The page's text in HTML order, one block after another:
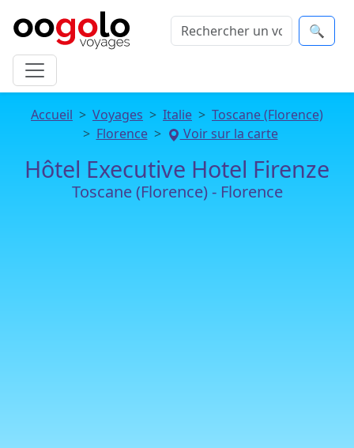
🔍
Accueil Voyages Italie
Toscane (Florence)
Florence
Voir sur la carte
Hôtel Executive Hotel Firenze
Toscane (Florence) - Florence